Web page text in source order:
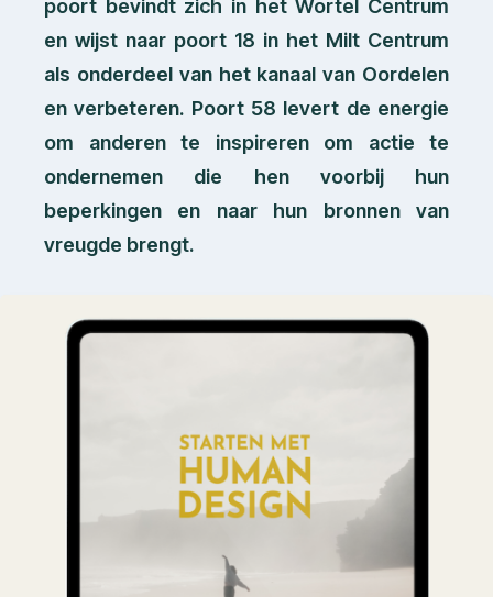
poort bevindt zich in het Wortel Centrum
en wijst naar poort 18 in het Milt Centrum
als onderdeel van het kanaal van Oordelen
en verbeteren. Poort 58 levert de energie
om anderen te inspireren om actie te
ondernemen die hen voorbij hun
beperkingen en naar hun bronnen van
vreugde brengt.